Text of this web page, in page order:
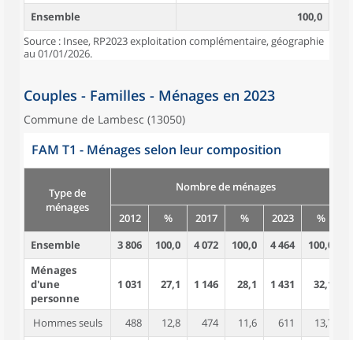
Ensemble
100,0
Source : Insee, RP2023 exploitation complémentaire, géographie
au 01/01/2026.
Couples - Familles - Ménages en 2023
Commune de Lambesc (13050)
FAM T1 - Ménages selon leur composition
Type de
ménages
Nombre de ménages
2012 % 2017 % 2023 %
Ensemble
3 806 100,0 4 072 100,0 4 464 100,0
Ménages
d'une
personne
1 031 27,1 1 146 28,1 1 431 32,1
Hommes seuls 488 12,8 474 11,6 611
13,7